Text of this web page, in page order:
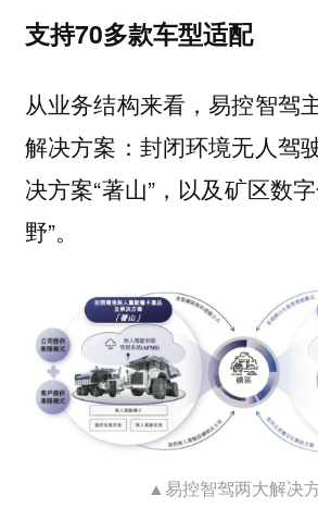
支持70多款车型适配
从业务结构来看，易控智驾
解决方案：封闭环境无人驾
决方案“著山”，以及矿区数
野”。
▲易控智驾两大解决